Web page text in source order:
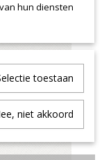
hun diensten
toestaan
niet akkoord